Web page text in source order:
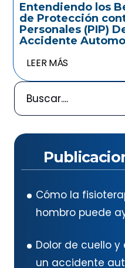
Entendiendo los
de Protección
Personales (PIP)
Accidente
LEER MÁS
Cómo la
hombro puede
Dolor de cuello
un accidente